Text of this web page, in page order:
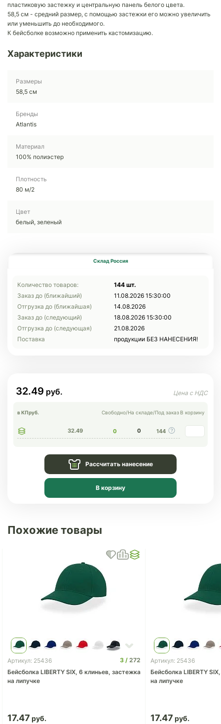
пластиковую застежку и центральную панель белого цвета.
58,5 см - средний размер, с помощью застежки его можно увеличить
или уменьшить до необходимого.
К бейсболке возможно применить кастомизацию.
Характеристики
Размеры
58,5 см
Бренды
Atlantis
Материал
100% полиэстер
Плотность
80 м/2
Цвет
белый, зеленый
Склад Россия
Количество товаров:
144 шт.
Заказ до (ближайший)
11.08.2026 15:30:00
Отгрузка до (ближайшая)
14.08.2026
Заказ до (следующий)
18.08.2026 15:30:00
Отгрузка до (следующая)
21.08.2026
Поставка
продукции БЕЗ НАНЕСЕНИЯ!
32.49
в КПруб. Свободно/На складе/Под заказ В корзину
32.49 0 0 144
Рассчитать нанесение
В корзину
Похожие товары
Артикул: 25436 3
272
Бейсболка LIBERTY SIX, 6 клиньев, застежка
на липучке
17.47
Артикул: 25436
Бейсболка LIBERTY
на липучке
17.47